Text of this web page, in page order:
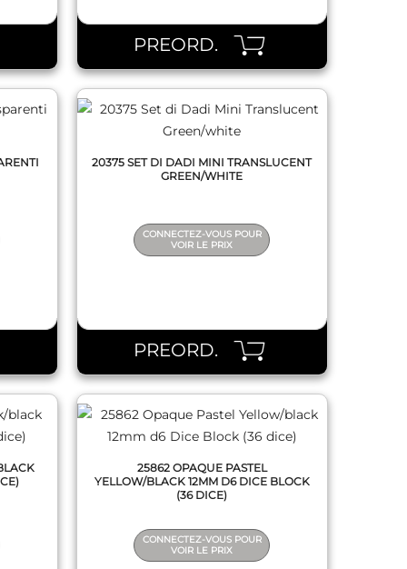
PREORD.
20375 SET DI DADI MINI TRANSLUCENT
GREEN/WHITE
CONNECTEZ-VOUS POUR
VOIR LE PRIX
PREORD.
25862 OPAQUE PASTEL
YELLOW/BLACK 12MM D6 DICE BLOCK
(36 DICE)
CONNECTEZ-VOUS POUR
VOIR LE PRIX